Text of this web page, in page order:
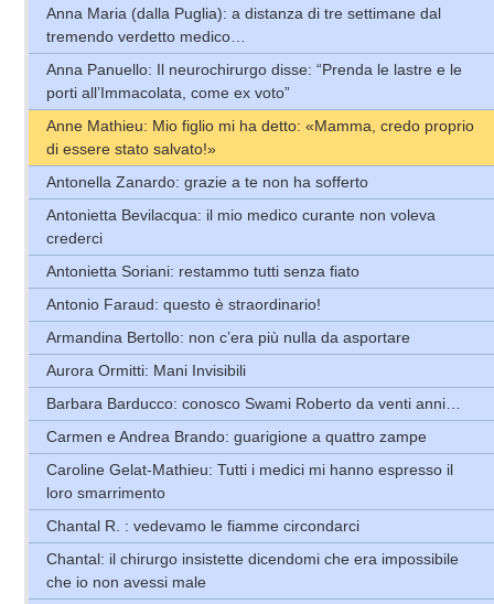
Anna Maria (dalla Puglia): a distanza di tre settimane dal
tremendo verdetto medico…
Anna Panuello: Il neurochirurgo disse: “Prenda le lastre e le
porti all’Immacolata, come ex voto”
Anne Mathieu: Mio figlio mi ha detto: «Mamma, credo proprio
di essere stato salvato!»
Antonella Zanardo: grazie a te non ha sofferto
Antonietta Bevilacqua: il mio medico curante non voleva
crederci
Antonietta Soriani: restammo tutti senza fiato
Antonio Faraud: questo è straordinario!
Armandina Bertollo: non c’era più nulla da asportare
Aurora Ormitti: Mani Invisibili
Barbara Barducco: conosco Swami Roberto da venti anni…
Carmen e Andrea Brando: guarigione a quattro zampe
Caroline Gelat-Mathieu: Tutti i medici mi hanno espresso il
loro smarrimento
Chantal R. : vedevamo le fiamme circondarci
Chantal: il chirurgo insistette dicendomi che era impossibile
che io non avessi male